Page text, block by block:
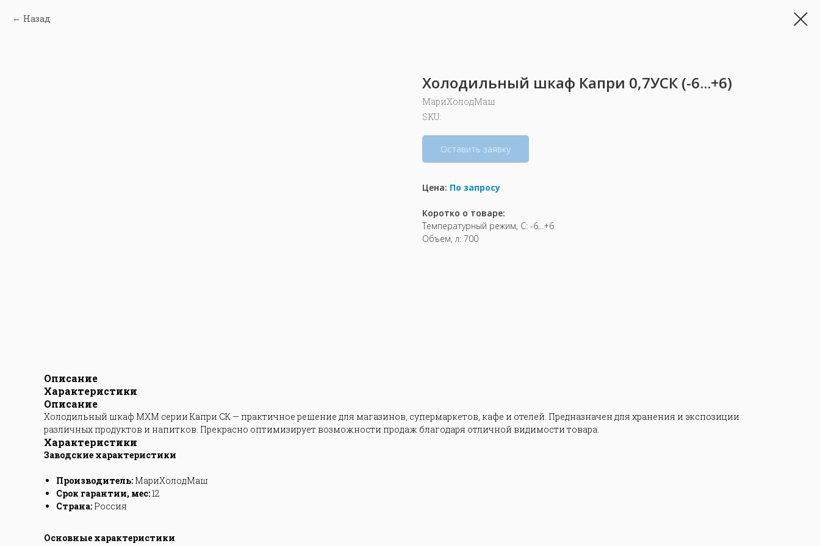
Назад
Холодильный шкаф Капри 0,7УСК (-6...+6)
МариХолодМаш
SKU:
Оставить заявку
Цена: По запросу
Коротко о товаре:
Температурный режим, С: -6...+6
Объем, л: 700
Описание
Характеристики
Описание
Холодильный шкаф МХМ серии Капри СК — практичное решение для магазинов, супермаркетов, кафе и отелей. Предназначен для хранения и экспозиции
различных продуктов и напитков. Прекрасно оптимизирует возможности продаж благодаря отличной видимости товара.
Характеристики
Заводские характеристики
Производитель: МариХолодМаш
Срок гарантии, мес:12
Страна: Россия
Основные характеристики